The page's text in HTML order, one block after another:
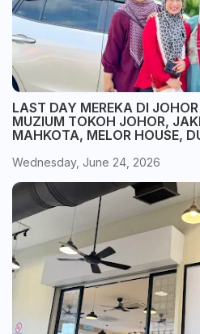
LAST DAY MEREKA DI
MUZIUM TOKOH JOHOR,
MAHKOTA, MELOR HOUSE,
Wednesday, June 24, 2026